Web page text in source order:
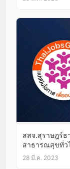
สสจ.สุราษฎร์ธ
สาธารณสุขทั่ว
28 มี.ค. 2023